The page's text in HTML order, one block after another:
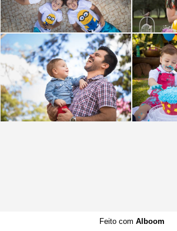
Feito com Alboom